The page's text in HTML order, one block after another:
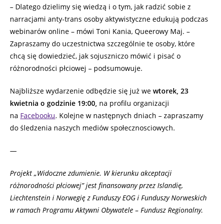
– Dlatego dzielimy się wiedzą i o tym, jak radzić sobie z
narracjami anty-trans osoby aktywistyczne edukują podczas
webinarów online – mówi Toni Kania, Queerowy Maj. –
Zapraszamy do uczestnictwa szczególnie te osoby, które
chcą się dowiedzieć, jak sojuszniczo mówić i pisać o
różnorodności płciowej – podsumowuje.
Najbliższe wydarzenie odbędzie się już we wtorek, 23
kwietnia o godzinie 19:00, na profilu organizacji
na Facebooku. Kolejne w następnych dniach – zapraszamy
do śledzenia naszych mediów społecznosciowych.
—
Projekt „Widoczne zdumienie. W kierunku akceptacji
różnorodności płciowej” jest finansowany przez Islandię,
Liechtenstein i Norwegię z Funduszy EOG i Funduszy Norweskich
w ramach Programu Aktywni Obywatele – Fundusz Regionalny.